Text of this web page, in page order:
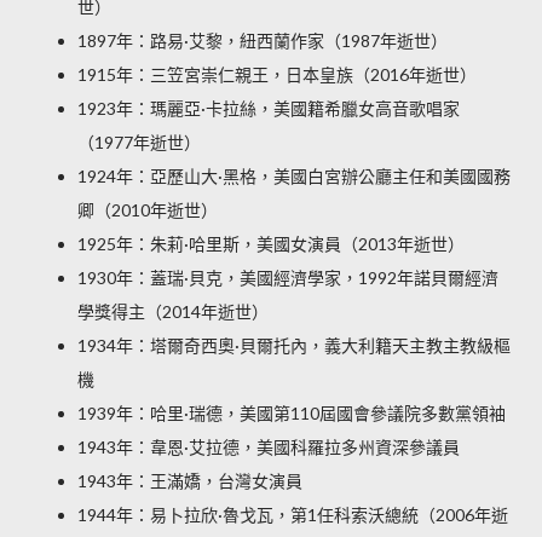
世）
1897年：路易·艾黎，紐西蘭作家（1987年逝世）
1915年：三笠宮崇仁親王，日本皇族（2016年逝世）
1923年：瑪麗亞·卡拉絲，美國籍希臘女高音歌唱家
（1977年逝世）
1924年：亞歷山大·黑格，美國白宮辦公廳主任和美國國務
卿（2010年逝世）
1925年：朱莉·哈里斯，美國女演員（2013年逝世）
1930年：蓋瑞·貝克，美國經濟學家，1992年諾貝爾經濟
學獎得主（2014年逝世）
1934年：塔爾奇西奧·貝爾托內，義大利籍天主教主教級樞
機
1939年：哈里·瑞德，美國第110屆國會參議院多數黨領袖
1943年：韋恩·艾拉德，美國科羅拉多州資深參議員
1943年：王滿嬌，台灣女演員
1944年：易卜拉欣·魯戈瓦，第1任科索沃總統（2006年逝